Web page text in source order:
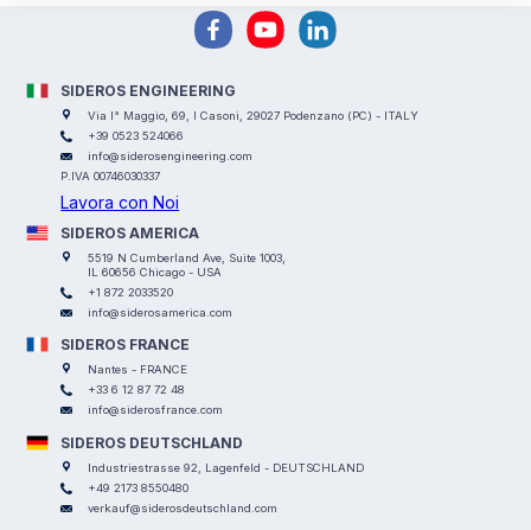
SIDEROS ENGINEERING
Via I° Maggio, 69, I Casoni, 29027 Podenzano (PC) - ITALY
+39 0523 524066
info@siderosengineering.com
P.IVA 00746030337
Lavora con Noi
SIDEROS AMERICA
5519 N Cumberland Ave, Suite 1003,
IL 60656 Chicago - USA
+1 872 2033520
info@siderosamerica.com
SIDEROS FRANCE
Nantes - FRANCE
+33 6 12 87 72 48
info@siderosfrance.com
SIDEROS DEUTSCHLAND
Industriestrasse 92, Lagenfeld - DEUTSCHLAND
+49 2173 8550480
verkauf@siderosdeutschland.com